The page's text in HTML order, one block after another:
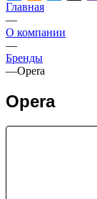
Главная
—
О компании
—
Бренды
—Opera
Opera